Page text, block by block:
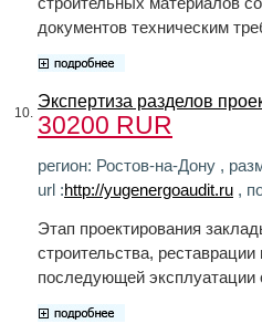
документов техническим
10.
Экспертиза разделов
30200 RUR
регион: Ростов-на-Дону ,
url :http://yugenergoaudit.ru ,
Этап проектирования
строительства,
последующей эксплуатации